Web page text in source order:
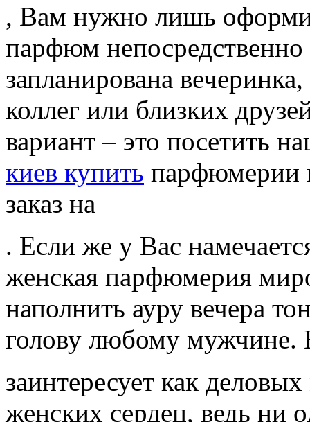
, Вам нужно лишь
парфюм
запланирована
коллег или близких
вариант – это посетить
киев купить парфюмерии
заказ на
. Если же у Вас
женская парфюмерия
наполнить ауру вечера
голову любому мужчине.
заинтересует как
женских сердец, ведь ни